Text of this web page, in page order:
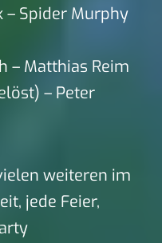
– Spider Murphy
– Matthias Reim
– Peter
weiteren im
jede Feier,